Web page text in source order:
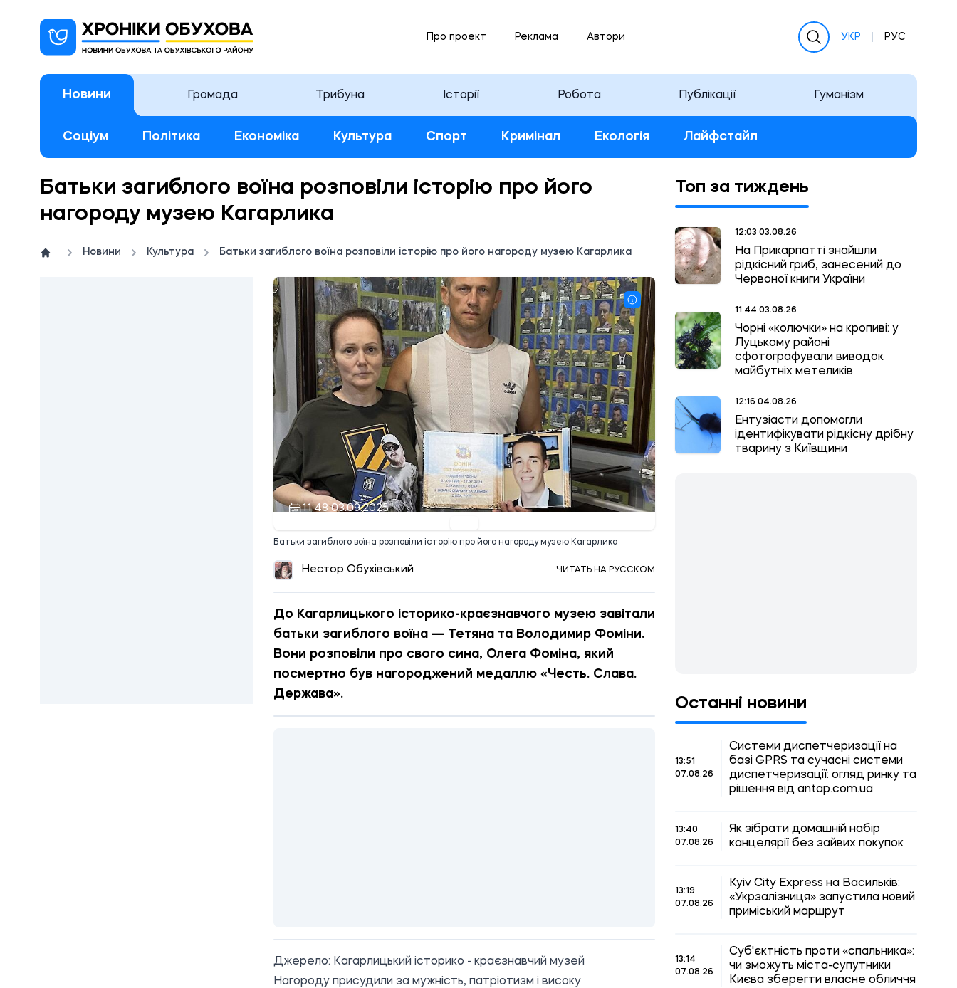
Про проект Реклама Автори УКР РУС
Новини Громада Трибуна Історії Робота Публікації Гуманізм
Соціум Політика Економіка Культура Спорт Кримінал Екологія Лайфстайл
Батьки загиблого воїна розповіли історію про його
нагороду музею Кагарлика
Новини Культура Батьки загиблого воїна розповіли історію про його нагороду музею Кагарлика
11:48 03.09.2025
Батьки загиблого воїна розповіли історію про його нагороду музею Кагарлика
Нестор Обухівський ЧИТАТЬ НА РУССКОМ
До Кагарлицького історико-краєзнавчого музею завітали
батьки загиблого воїна — Тетяна та Володимир Фоміни.
Вони розповіли про свого сина, Олега Фоміна, який
посмертно був нагороджений медаллю «Честь. Слава.
Держава».
Джерело: Кагарлицький історико - краєзнавчий музей
Нагороду присудили за мужність, патріотизм і високу
Топ за тиждень
12:03 03.08.26
На Прикарпатті знайшли
рідкісний гриб, занесений до
Червоної книги України
11:44 03.08.26
Чорні «колючки» на кропиві: у
Луцькому районі
сфотографували виводок
майбутніх метеликів
12:16 04.08.26
Ентузіасти допомогли
ідентифікувати рідкісну дрібну
тварину з Київщини
Останні новини
13:51
07.08.26
Системи диспетчеризації на
базі GPRS та сучасні системи
диспетчеризації: огляд ринку та
рішення від antap.com.ua
13:40
07.08.26
Як зібрати домашній набір
канцелярії без зайвих покупок
13:19
07.08.26
Kyiv City Express на Васильків:
«Укрзалізниця» запустила новий
приміський маршрут
13:14
07.08.26
Суб'єктність проти «спальника»:
чи зможуть міста-супутники
Києва зберегти власне обличчя